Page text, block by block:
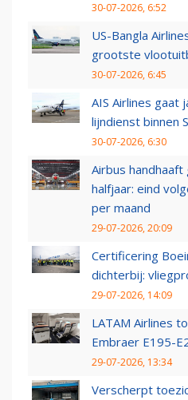
30-07-2026, 6:52
US-Bangla
grootste
30-07-2026, 6:45
AIS Airlines gaat
lijndienst binnen
30-07-2026, 6:30
Airbus
halfjaar: eind
per maand
29-07-2026, 20:09
Certificering
dichterbij:
29-07-2026, 14:09
LATAM Airlines
Embraer E195-
29-07-2026, 13:34
Verscherpt